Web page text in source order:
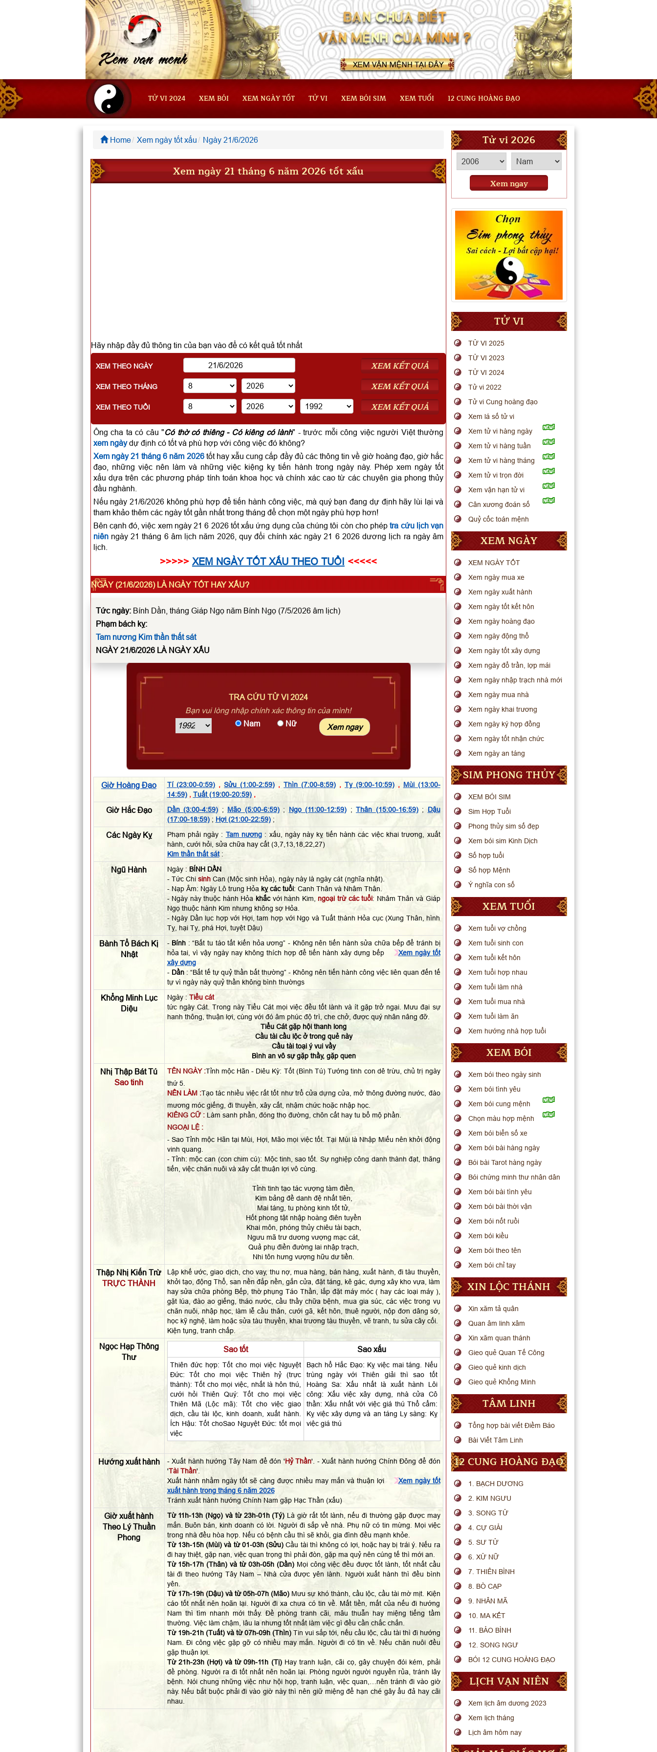
TỬ VI 2024 XEM BÓI XEM NGÀY TỐT TỬ VI XEM BÓI SIM XEM TUỔI 12 CUNG HOÀNG ĐẠO
Home Xem ngày tốt xấu Ngày 21/6/2026
Xem ngày 21 tháng 6 năm 2026 tốt xấu
Hãy nhập đầy đủ thông tin của bạn vào để có kết quả tốt nhất
XEM THEO NGÀY XEM KẾT QUẢ
XEM THEO THÁNG XEM KẾT QUẢ
XEM THEO TUỔI XEM KẾT QUẢ
Ông cha ta có câu "Có thờ có thiêng - Có kiêng có lành" - trước mỗi công việc người Việt thường
xem ngàydự định có tốt và phù hợp với công việc đó không?
Xem ngày 21 tháng 6 năm 2026tốt hay xẫu cung cấp đầy đủ các thông tin về giờ hoàng đạo, giờ hắc
đạo, những việc nên làm và những việc kiệng kỵ tiến hành trong ngày này. Phép xem ngày tốt
xấu dựa trên các phương pháp tính toán khoa học và chính xác cao từ các chuyên gia phong thủy
đầu nghành.
Nếu ngày 21/6/2026 không phù hợp để tiến hành công việc, mà quý bạn đang dự định hãy lùi lại và
tham khảo thêm các ngày tốt gần nhất trong tháng để chọn một ngày phù hợp hơn!
Bên cạnh đó, việc xem ngày 21 6 2026 tốt xấu ứng dụng của chúng tôi còn cho phéptra cứu lịch vạn
niênngày 21 tháng 6 âm lịch năm 2026, quy đổi chính xác ngày 21 6 2026 dương lịch ra ngày âm
lịch.
>>>>> XEM NGÀY TỐT XẤU THEO TUỔI <<<<<
NGÀY (21/6/2026) LÀ NGÀY TỐT HAY XẤU?
Tức ngày:Bính Dần, tháng Giáp Ngọ năm Bính Ngọ (7/5/2026 âm lịch)
Phạm bách kỵ:
Tam nương Kim thần thất sát
NGÀY 21/6/2026 LÀ NGÀY XẤU
TRA CỨU TỬ VI 2024
Bạn vui lòng nhập chính xác thông tin của mình!
Nam
Nữ
Giờ Hoàng Đạo Tí (23:00-0:59) ,Sửu (1:00-2:59) ,Thìn (7:00-8:59) , Tỵ (9:00-10:59), Mùi (13:00-
14:59), Tuất (19:00-20:59),
Giờ Hắc Đạo Dần (3:00-4:59) ; Mão (5:00-6:59); Ngọ (11:00-12:59) ; Thân (15:00-16:59); Dậu
(17:00-18:59); Hợi (21:00-22:59);
Các Ngày Kỵ Phạm phải ngày : Tam nương: xấu, ngày này kỵ tiến hành các việc khai trương, xuất
hành, cưới hỏi, sửa chữa hay cất (3,7,13,18,22,27)
Kim thần thất sát:
Ngũ Hành Ngày : BÍNH DẦN
- Tức Chi sinhCan (Mộc sinh Hỏa), ngày này là ngày cát (nghĩa nhật).
- Nạp Âm: Ngày Lô trung Hỏa kỵ các tuổi: Canh Thân và Nhâm Thân.
- Ngày này thuộc hành Hỏa khắcvới hành Kim,ngoại trừ các tuổi: Nhâm Thân và Giáp
Ngọ thuộc hành Kim nhưng không sợ Hỏa.
- Ngày Dần lục hợp với Hợi, tam hợp với Ngọ và Tuất thành Hỏa cục (Xung Thân, hình
Tỵ, hại Tỵ, phá Hợi, tuyệt Dậu)
Bành Tổ Bách Kị
Nhật
- Bính : “Bất tu táo tất kiến hỏa ương” - Không nên tiến hành sửa chữa bếp để tránh bị
hỏa tai, vì vậy ngày nay không thích hợp để tiến hành xây dựng bếp
Xem ngày tốt
xây dựng
- Dần: “Bất tế tự quỷ thần bất thường” - Không nên tiến hành công việc liên quan đến tế
tự vì ngày này quỷ thần không bình thườngs
Khổng Minh Lục
Diệu
Ngày : Tiểu cát
tức ngày Cát. Trong này Tiểu Cát mọi việc đều tốt lành và ít gặp trở ngại. Mưu đại sự
hanh thông, thuận lợi, cùng với đó âm phúc độ trì, che chở, được quý nhân nâng đỡ.
Tiểu Cát gặp hội thanh long
Cầu tài cầu lộc ở trong quẻ này
Cầu tài toại ý vui vầy
Bình an vô sự gặp thầy, gặp quen
Nhị Thập Bát Tú
Sao tinh
TÊN NGÀY :Tỉnh mộc Hãn - Diêu Kỳ: Tốt (Bình Tú) Tướng tinh con dê trừu, chủ trị ngày
thứ 5.
NÊN LÀM :Tạo tác nhiều việc rất tốt như trổ cửa dựng cửa, mở thông đường nước, đào
mương móc giếng, đi thuyền, xây cất, nhậm chức hoặc nhập học.
KIÊNG CỮ :Làm sanh phần, đóng thọ đường, chôn cất hay tu bổ mộ phần.
NGOẠI LỆ :
- Sao Tỉnh mộc Hãn tại Mùi, Hợi, Mão mọi việc tốt. Tại Mùi là Nhập Miếu nên khởi động
vinh quang.
- Tỉnh: mộc can (con chim cú): Mộc tinh, sao tốt. Sự nghiệp công danh thành đạt, thăng
tiến, việc chăn nuôi và xây cất thuận lợi vô cùng.
Tỉnh tinh tạo tác vượng tàm điền,
Kim bảng đề danh đệ nhất tiên,
Mai táng, tu phòng kinh tốt tử,
Hốt phong tật nhập hoàng điên tuyền
Khai môn, phóng thủy chiêu tài bạch,
Ngưu mã trư dương vượng mạc cát,
Quả phụ điền đường lai nhập trạch,
Nhi tôn hưng vượng hữu dư tiền.
Thập Nhị Kiến Trừ
TRỰC THÀNH
Lập khế ước, giao dịch, cho vay, thu nợ, mua hàng, bán hàng, xuất hành, đi tàu thuyền,
khởi tạo, động Thổ, san nền đắp nền, gắn cửa, đặt táng, kê gác, dựng xây kho vựa, làm
hay sửa chữa phòng Bếp, thờ phụng Táo Thần, lắp đặt máy móc ( hay các loại máy ),
gặt lúa, đào ao giếng, tháo nước, cầu thầy chữa bệnh, mua gia súc, các việc trong vụ
chăn nuôi, nhập học, làm lễ cầu thân, cưới gã, kết hôn, thuê người, nộp đơn dâng sớ,
học kỹ nghệ, làm hoặc sửa tàu thuyền, khai trương tàu thuyền, vẽ tranh, tu sửa cây cối.
Kiện tụng, tranh chấp.
Ngọc Hạp Thông
Thư
Sao tốt Sao xấu
Thiên đức hợp: Tốt cho mọi việc Nguyệt
Đức: Tốt cho mọi việc Thiên hỷ (trực
thành): Tốt cho mọi việc, nhất là hôn thú,
cưới hỏi Thiên Quý: Tốt cho mọi việc
Thiên Mã (Lộc mã): Tốt cho việc giao
dịch, cầu tài lộc, kinh doanh, xuất hành.
Ích Hậu: Tốt choSao Nguyệt Đức: tốt mọi
việc
Bạch hổ Hắc Đạo: Kỵ việc mai táng. Nếu
trùng ngày với Thiên giải thì sao tốt
Hoàng Sa: Xấu nhất là xuất hành Lôi
công: Xấu việc xây dựng, nhà cửa Cô
thần: Xấu nhất với việc giá thú Thổ cẩm:
Kỵ việc xây dựng và an táng Ly sàng: Kỵ
việc giá thú
Hướng xuất hành - Xuất hành hướng Tây Nam để đón 'Hỷ Thần'. - Xuất hành hướng Chính Đông để đón
'Tài Thần'.
Xuất hành nhằm ngày tốt sẽ càng được nhiều may mắn và thuận lợi
Xem ngày tốt
xuất hành trong tháng 6 năm 2026
Tránh xuất hành hướng Chính Nam gặp Hạc Thần (xấu)
Giờ xuất hành
Theo Lý Thuần
Phong
Từ 11h-13h (Ngọ) và từ 23h-01h (Tý) Là giờ rất tốt lành, nếu đi thường gặp được may
mắn. Buôn bán, kinh doanh có lời. Người đi sắp về nhà. Phụ nữ có tin mừng. Mọi việc
trong nhà đều hòa hợp. Nếu có bệnh cầu thì sẽ khỏi, gia đình đều mạnh khỏe.
Từ 13h-15h (Mùi) và từ 01-03h (Sửu) Cầu tài thì không có lợi, hoặc hay bị trái ý. Nếu ra
đi hay thiệt, gặp nạn, việc quan trọng thì phải đòn, gặp ma quỷ nên cúng tế thì mới an.
Từ 15h-17h (Thân) và từ 03h-05h (Dần) Mọi công việc đều được tốt lành, tốt nhất cầu
tài đi theo hướng Tây Nam – Nhà cửa được yên lành. Người xuất hành thì đều bình
yên.
Từ 17h-19h (Dậu) và từ 05h-07h (Mão) Mưu sự khó thành, cầu lộc, cầu tài mờ mịt. Kiện
cáo tốt nhất nên hoãn lại. Người đi xa chưa có tin về. Mất tiền, mất của nếu đi hướng
Nam thì tìm nhanh mới thấy. Đề phòng tranh cãi, mâu thuẫn hay miệng tiếng tầm
thường. Việc làm chậm, lâu la nhưng tốt nhất làm việc gì đều cần chắc chắn.
Từ 19h-21h (Tuất) và từ 07h-09h (Thìn) Tin vui sắp tới, nếu cầu lộc, cầu tài thì đi hướng
Nam. Đi công việc gặp gỡ có nhiều may mắn. Người đi có tin về. Nếu chăn nuôi đều
gặp thuận lợi.
Từ 21h-23h (Hợi) và từ 09h-11h (Tị) Hay tranh luận, cãi cọ, gây chuyện đói kém, phải
đề phòng. Người ra đi tốt nhất nên hoãn lại. Phòng người người nguyền rủa, tránh lây
bệnh. Nói chung những việc như hội họp, tranh luận, việc quan,…nên tránh đi vào giờ
này. Nếu bắt buộc phải đi vào giờ này thì nên giữ miệng để hạn ché gây ẩu đả hay cãi
nhau.
Tử vi 2026
Xem ngay
TỬ VI
TỬ VI 2025
TỬ VI 2023
TỬ VI 2024
Tử vi 2022
Tử vi Cung hoàng đạo
Xem lá số tử vi
Xem tử vi hàng ngày
Xem tử vi hàng tuần
Xem tử vi hàng tháng
Xem tử vi trọn đời
Xem vận hạn tử vi
Cân xương đoán số
Quỷ cốc toán mệnh
XEM NGÀY
XEM NGÀY TỐT
Xem ngày mua xe
Xem ngày xuất hành
Xem ngày tốt kết hôn
Xem ngày hoàng đạo
Xem ngày động thổ
Xem ngày tốt xây dựng
Xem ngày đổ trần, lợp mái
Xem ngày nhập trạch nhà mới
Xem ngày mua nhà
Xem ngày khai trương
Xem ngày ký hợp đồng
Xem ngày tốt nhận chức
Xem ngày an táng
SIM PHONG THỦY
XEM BÓI SIM
Sim Hợp Tuổi
Phong thủy sim số đẹp
Xem bói sim Kinh Dịch
Số hợp tuổi
Số hợp Mệnh
Ý nghĩa con số
XEM TUỔI
Xem tuổi vợ chồng
Xem tuổi sinh con
Xem tuổi kết hôn
Xem tuổi hợp nhau
Xem tuổi làm nhà
Xem tuổi mua nhà
Xem tuổi làm ăn
Xem hướng nhà hợp tuổi
XEM BÓI
Xem bói theo ngày sinh
Xem bói tình yêu
Xem bói cung mệnh
Chọn màu hợp mệnh
Xem bói biển số xe
Xem bói bài hàng ngày
Bói bài Tarot hàng ngày
Bói chứng minh thư nhân dân
Xem bói bài tình yêu
Xem bói bài thời vận
Xem bói nốt ruồi
Xem bói kiều
Xem bói theo tên
Xem bói chỉ tay
XIN LỘC THÁNH
Xin xăm tả quân
Quan âm linh xâm
Xin xăm quan thánh
Gieo quẻ Quan Tế Công
Gieo quẻ kinh dịch
Gieo quẻ Khổng Minh
TÂM LINH
Tổng hợp bài viết Điềm Báo
Bài Viết Tâm Linh
12 CUNG HOÀNG ĐẠO
1. BẠCH DƯƠNG
2. KIM NGƯU
3. SONG TỬ
4. CỰ GIẢI
5. SƯ TỬ
6. XỬ NỮ
7. THIÊN BÌNH
8. BÒ CẠP
9. NHÂN MÃ
10. MA KẾT
11. BẢO BÌNH
12. SONG NGƯ
BÓI 12 CUNG HOÀNG ĐẠO
LỊCH VẠN NIÊN
Xem lịch âm dương 2023
Xem lịch tháng
Lịch âm hôm nay